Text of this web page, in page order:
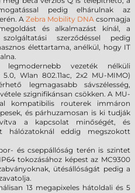
pedig elhárulnak az
A Zebra Mobility DNA csomagja
és alkalmazást kínál, a
szerződéssel pedig
élettartama, anélkül, hogy IT
vezeték nélküli
Wlan 802.11ac, 2x2 MU-MIMO)
legmagasabb sávszélesség,
szignifikánsan csökken. A MU-
kompatibilis routerek immáron
és párhuzamosan is ki tudják
a kapcsolat minőségét, és
hálózatoknál eddig megszokott
és cseppállóság terén is szintet
tokozásához képest az MC9300
ütésállóságát pedig a
13 megapixeles hátoldali és 5